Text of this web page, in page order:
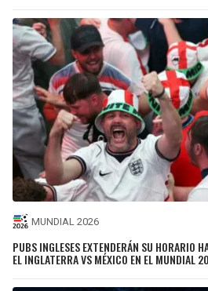
MUNDIAL 2026
PUBS INGLESES EXTENDERÁN SU HORARIO
EL INGLATERRA VS MÉXICO EN EL MUNDIAL